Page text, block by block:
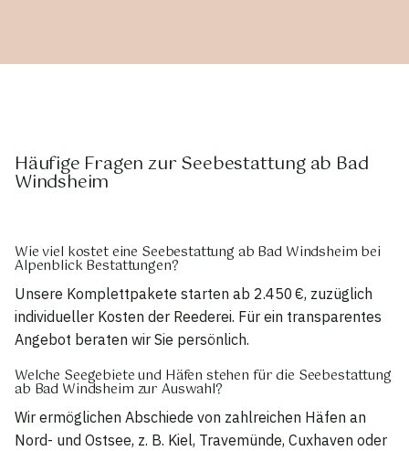
Häufige Fragen zur Seebestattung ab Bad
Windsheim
Wie viel kostet eine Seebestattung ab Bad Windsheim bei
Alpenblick Bestattungen?
Unsere Komplettpakete starten ab 2.450 €, zuzüglich
individueller Kosten der Reederei. Für ein transparentes
Angebot beraten wir Sie persönlich.
Welche Seegebiete und Häfen stehen für die Seebestattung
ab Bad Windsheim zur Auswahl?
Wir ermöglichen Abschiede von zahlreichen Häfen an
Nord- und Ostsee, z. B. Kiel, Travemünde, Cuxhaven oder